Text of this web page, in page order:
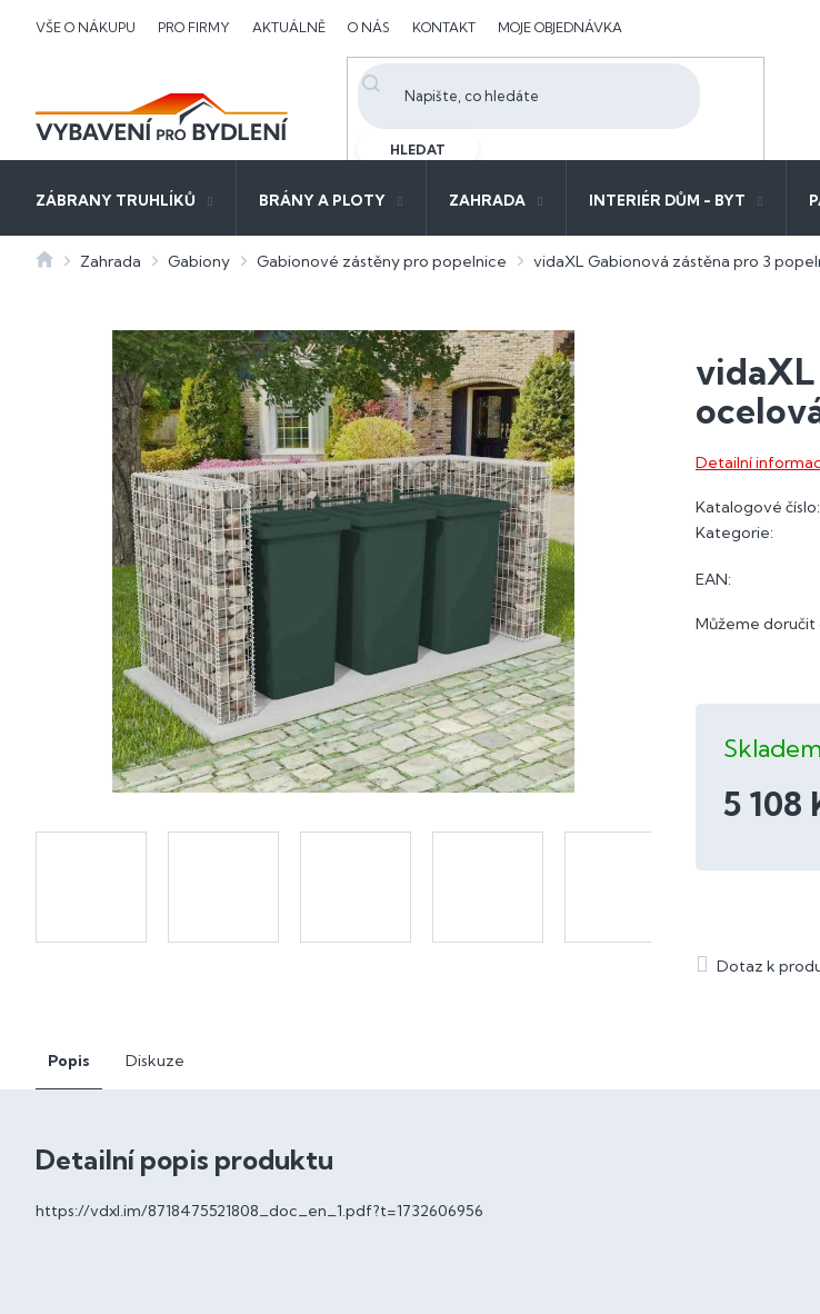
VŠE O NÁKUPU PRO FIRMY AKTUÁLNĚ O NÁS KONTAKT MOJE OBJEDNÁVKA
HLEDAT
ZÁBRANY TRUHLÍKŮ BRÁNY A PLOTY ZAHRADA INTERIÉR DŮM - BYT
DomůZahrada Gabiony Gabionové zástěny pro popelnice vidaXL Gabionová zástěna pro 3
Můžeme doručit
Skladem
5 108
Detailní
Katalogové číslo:
Kategorie:
EAN:
Popis Diskuze
Detailní popis produktu
https://vdxl.im/8718475521808_doc_en_1.pdf?t=1732606956